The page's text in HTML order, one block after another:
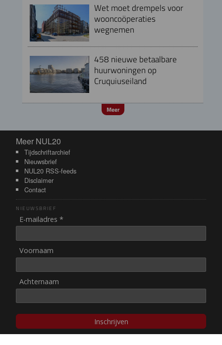
Wet moet drempels voor
wooncoöperaties
wegnemen
458 nieuwe betaalbare
huurwoningen op
Cruquiuseiland
Meer
Meer NUL20
Meer NUL20
Tijdschriftarchief
Nieuwsbrief
NUL20 RSS-feeds
Disclaimer
Contact
NIEUWSBRIEF
E-mailadres *
Voornaam
Achternaam
Inschrijven